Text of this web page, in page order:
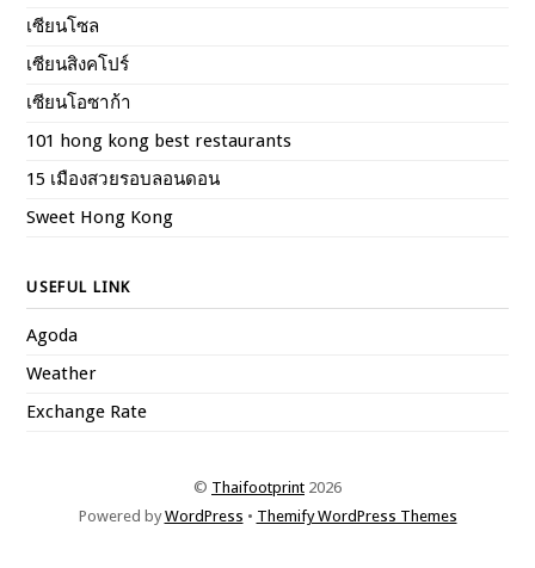
เซียนโซล
เซียนสิงคโปร์
เซียนโอซาก้า
101 hong kong best restaurants
15 เมืองสวยรอบลอนดอน
Sweet Hong Kong
USEFUL LINK
Agoda
Weather
Exchange Rate
© Thaifootprint 2026
Powered byWordPress • Themify WordPress Themes